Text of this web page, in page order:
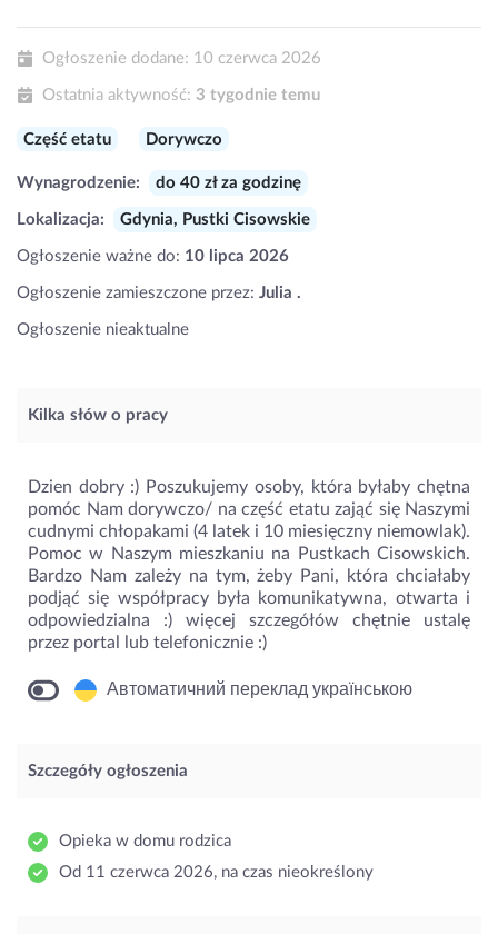
Ogłoszenie dodane: 10 czerwca 2026
Ostatnia aktywność: 3 tygodnie temu
Część etatu Dorywczo
Wynagrodzenie: do 40 zł za godzinę
Lokalizacja: Gdynia, Pustki Cisowskie
Ogłoszenie ważne do: 10 lipca 2026
Ogłoszenie zamieszczone przez: Julia .
Ogłoszenie nieaktualne
Kilka słów o pracy
Dzien dobry :) Poszukujemy osoby, która byłaby chętna
pomóc Nam dorywczo/ na część etatu zająć się Naszymi
cudnymi chłopakami (4 latek i 10 miesięczny niemowlak).
Pomoc w Naszym mieszkaniu na Pustkach Cisowskich.
Bardzo Nam zależy na tym, żeby Pani, która chciałaby
podjąć się współpracy była komunikatywna, otwarta i
odpowiedzialna :) więcej szczegółów chętnie ustalę
przez portal lub telefonicznie :)
Автоматичний переклад українською
Szczegóły ogłoszenia
Opieka w domu rodzica
Od 11 czerwca 2026, na czas nieokreślony